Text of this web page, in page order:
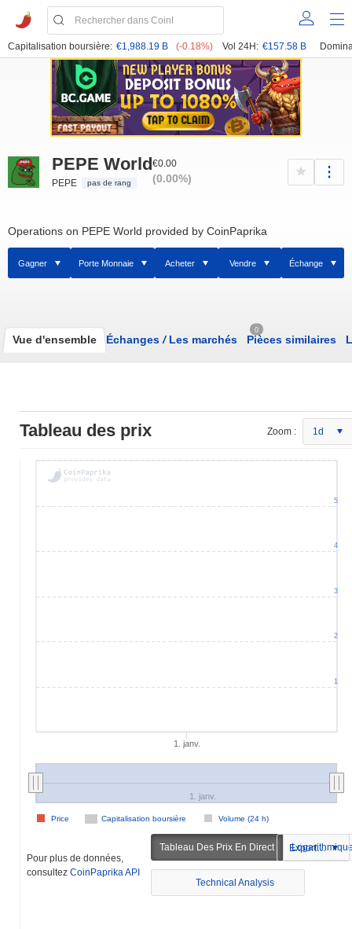
Capitalisation boursière: €1,988.19 B (-0.18%) Vol 24H: €157.58 B
PEPE World
PEPE pas de rang
€0.00
(0.00%)
Operations on PEPE World provided by CoinPaprika
Gagner Porte Monnaie Acheter Vendre Échange
Vue d'ensemble Échanges /Les marchés
0
Pièces similaires
Tableau des prix Zoom : 1d
1. janv.
Capitalisation boursière Volume (24 h)
Price
1. janv.
1
2
3
4
5
Pour plus de données,
consultez CoinPaprika API
Tableau Des Prix En Direct Exportation
Technical Analysis